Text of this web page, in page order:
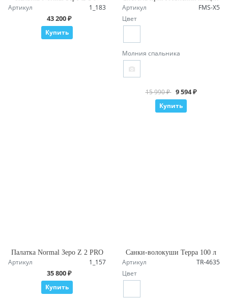
Артикул 1_183
43 200 ₽
Купить
Артикул
FMS-X5
Цвет
Молния спальника
15 990 ₽ 9 594 ₽
Купить
Палатка Normal Зеро Z 2 PRO
Артикул 1_157
35 800 ₽
Купить
Санки-волокуши Терра 100 л
Артикул
TR-4635
Цвет